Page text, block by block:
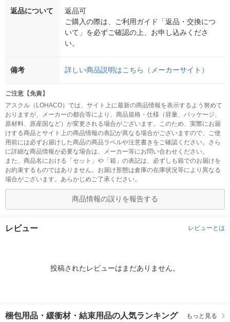
返品について
返品可
ご購入の際は、ご利用ガイド「返品・交換につ
いて」を必ずご確認の上、お申し込みくださ
い。
備考 詳しい商品説明はこちら（メーカーサイト）
ご注意【免責】
アスクル（LOHACO）では、サイト上に最新の商品情報を表示するよう努めて
おりますが、メーカーの都合等により、商品規格・仕様（容量、パッケージ、
原材料、原産国など）が変更される場合がございます。このため、実際にお届
けする商品とサイト上の商品情報の表記が異なる場合がございますので、ご使
用前には必ずお届けした商品の商品ラベルや注意書きをご確認ください。さら
に詳細な商品情報が必要な場合は、メーカー等にお問い合わせください。
また、商品名における「セット」や「箱」の表記は、必ずしも箱でのお届けを
お約束するものではありません。お届け形態は倉庫の在庫状況等により異なる
場合がございます。あらかじめご了承ください。
商品情報の誤りを報告する
レビュー レビューとは
投稿されたレビューはまだありません。
梱包用品・緩衝材・結束用品の人気ランキング もっと見る